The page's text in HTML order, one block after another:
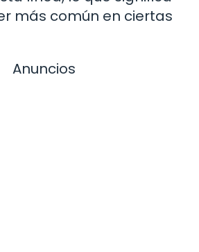
más común en ciertas
Anuncios